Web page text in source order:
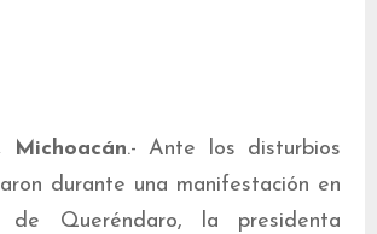
Michoacán.- Ante los disturbios
durante una manifestación en
de Queréndaro, la presidenta